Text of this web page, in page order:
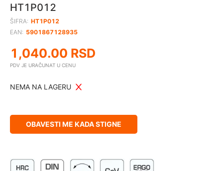
HT1P012
ŠIFRA: HT1P012
EAN: 5901867128935
1,040.00 RSD
PDV JE URAČUNAT U CENU
NEMA NA LAGERU
OBAVESTI ME KADA STIGNE